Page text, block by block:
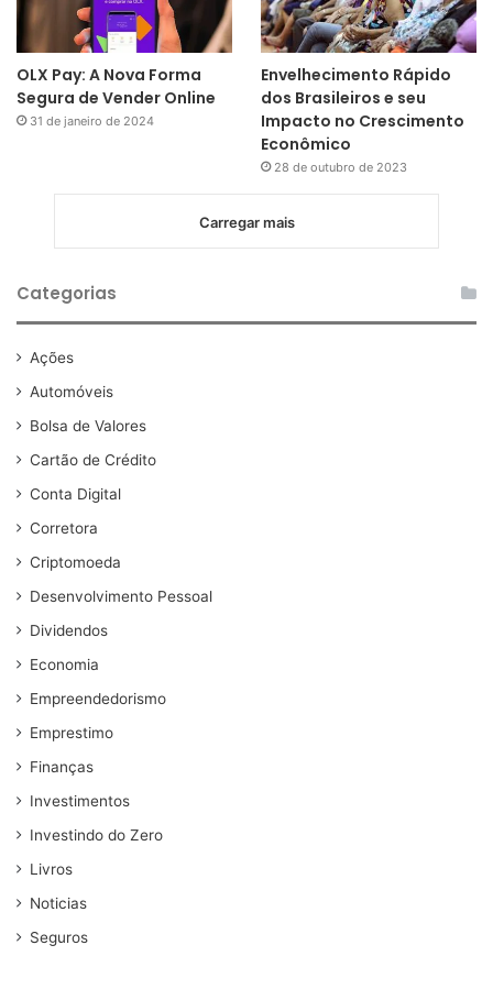
OLX Pay: A Nova Forma
Segura de Vender Online
31 de janeiro de 2024
Envelhecimento Rápido
dos Brasileiros e seu
Impacto no Crescimento
Econômico
28 de outubro de 2023
Carregar mais
Categorias
Ações
Automóveis
Bolsa de Valores
Cartão de Crédito
Conta Digital
Corretora
Criptomoeda
Desenvolvimento Pessoal
Dividendos
Economia
Empreendedorismo
Emprestimo
Finanças
Investimentos
Investindo do Zero
Livros
Noticias
Seguros